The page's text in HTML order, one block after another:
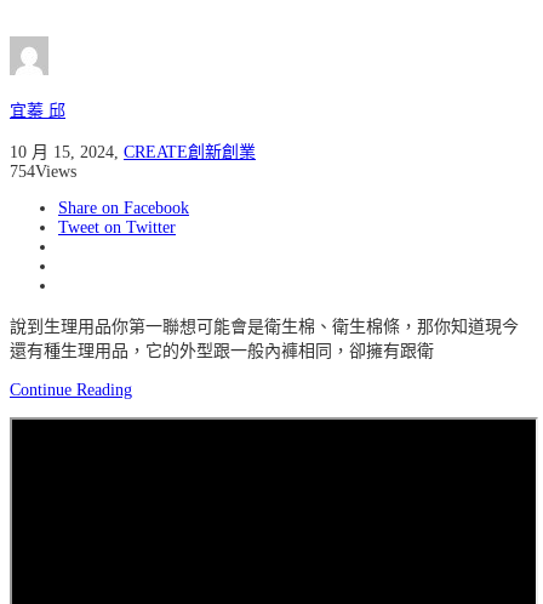
宜蓁 邱
10 月 15, 2024, CREATE創新創業
754Views
Share on Facebook
Tweet on Twitter
說到生理用品你第一聯想可能會是衛生棉、衛生棉條，那你知道現今
還有種生理用品，它的外型跟一般內褲相同，卻擁有跟衛
Continue Reading